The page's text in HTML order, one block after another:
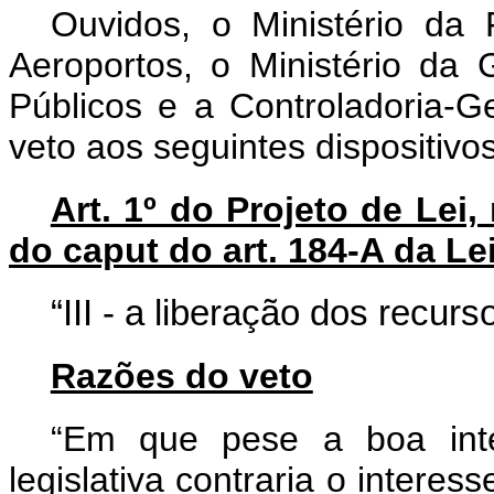
Ouvidos, o Ministério da
Aeroportos, o Ministério da
Públicos e a Controladoria-
veto aos seguintes
Art. 1º do Projeto de
do caput do art. 184-A da
“III - a liberação dos
Razões do veto
“Em que pese a boa
legislativa contraria o